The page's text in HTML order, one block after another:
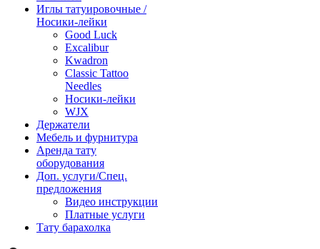
Иглы татуировочные /
Носики-лейки
Good Luck
Excalibur
Kwadron
Classic Tattoo
Needles
Носики-лейки
WJX
Держатели
Мебель и фурнитура
Аренда тату
оборудования
Доп. услуги/Спец.
предложения
Видео инструкции
Платные услуги
Тату барахолка